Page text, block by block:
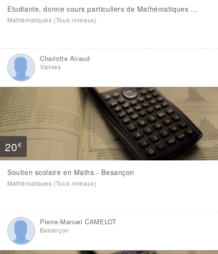
Etudiante, donne cours particuliers de Mathématiques ...
Mathématiques (Tous niveaux)
Charlotte Airaud
Vanves
20€
Soutien scolaire en Maths - Besançon
Mathématiques (Tous niveaux)
Pierre-Manuel CAMELOT
Besançon